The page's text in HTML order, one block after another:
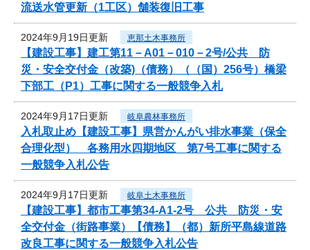
流送水管更新（1工区）舗装復旧工事
2024年9月19日更新 恵那土木事務所
【建設工事】建工第11－A01－010－2号/公共 防
災・安全交付金（改築)（債務）（（国）256号）橋梁
下部工（P1）工事に関する一般競争入札
2024年9月17日更新 岐阜農林事務所
入札取止め【建設工事】県営かんがい排水事業（保全
合理化型） 各務用水四期地区 第7号工事に関する
一般競争入札公告
2024年9月17日更新 岐阜土木事務所
【建設工事】都市工事第34-A1-2号 公共 防災・安
全交付金（街路事業）【債務】（都）新所平島線道路
改良工事に関する一般競争入札公告